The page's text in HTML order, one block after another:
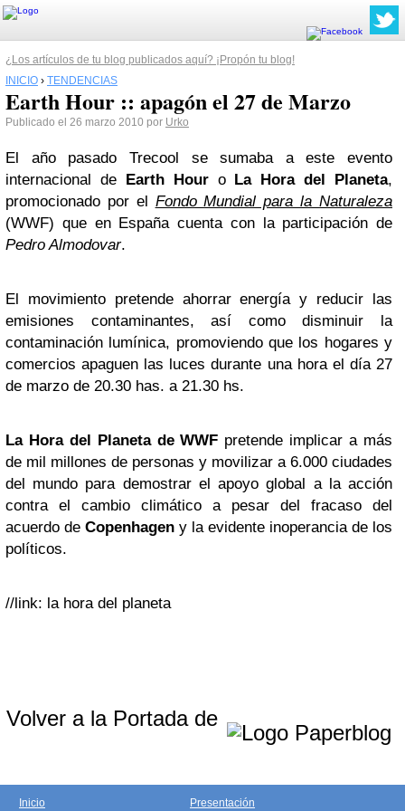
¿Los artículos de tu blog publicados aquí? ¡Propón tu blog!
INICIO › TENDENCIAS
Earth Hour :: apagón el 27 de Marzo
Publicado el 26 marzo 2010 por Urko
El año pasado Trecool se sumaba a este evento
internacional de Earth Houro La Hora del Planeta,
promocionado por el Fondo Mundial para la Naturaleza
(WWF) que en España cuenta con la participación de
Pedro Almodovar.
El movimiento pretende ahorrar energía y reducir las
emisiones contaminantes, así como disminuir la
contaminación lumínica, promoviendo que los hogares y
comercios apaguen las luces durante una hora el día 27
de marzo de 20.30 has. a 21.30 hs.
La Hora del Planetade WWF pretende implicar a más
de mil millones de personas y movilizar a 6.000 ciudades
del mundo para demostrar el apoyo global a la acción
contra el cambio climático a pesar del fracaso del
acuerdo de Copenhagen y la evidente inoperancia de los
políticos.
//link: la hora del planeta
Volver a la Portada de
Inicio Presentación